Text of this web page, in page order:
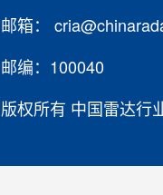
邮箱：
邮编：100040
版权所有 中国雷达行